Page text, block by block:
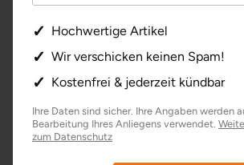
Hochwertige Artikel
Wir verschicken keinen Spam!
Kostenfrei & jederzeit kündbar
Ihre Daten sind sicher. Ihre Angaben werden
Bearbeitung Ihres Anliegens verwendet.
zum Datenschutz